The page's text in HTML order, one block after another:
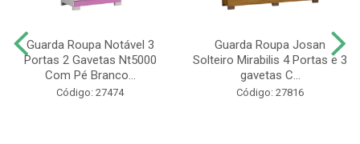
Guarda Roupa Notável 3
Portas 2 Gavetas Nt5000
Com Pé Branco...
Código: 27474
Guarda Roupa Josan
Solteiro Mirabilis 4 Portas e 3
gavetas C...
Código: 27816